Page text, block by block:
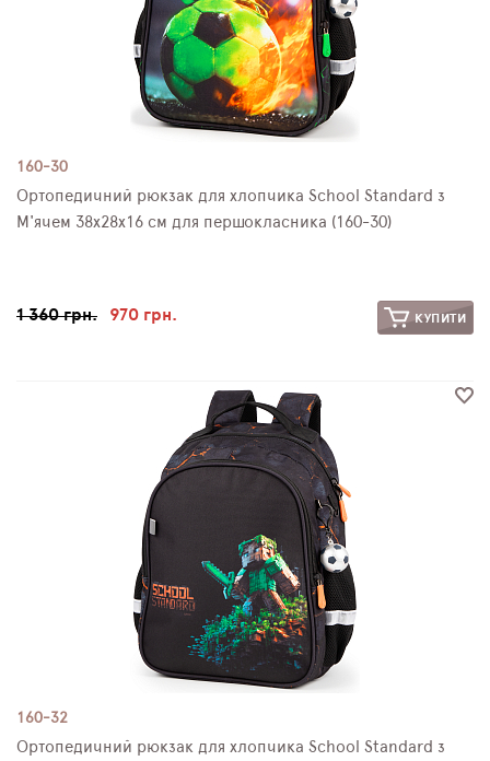
160-30
Ортопедичний рюкзак для хлопчика School Standard з
М'ячем 38х28х16 см для першокласника (160-30)
1 360 грн. 970 грн. КУПИТИ
160-32
Ортопедичний рюкзак для хлопчика School Standard з